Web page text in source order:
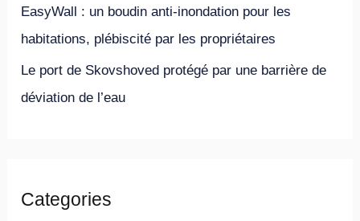
EasyWall : un boudin anti-inondation pour les
habitations, plébiscité par les propriétaires
Le port de Skovshoved protégé par une barrière de
déviation de l’eau
Categories